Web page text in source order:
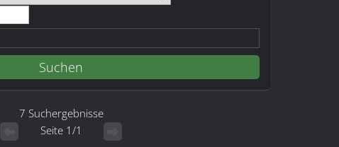
7 Suchergebnisse
Seite 1/1